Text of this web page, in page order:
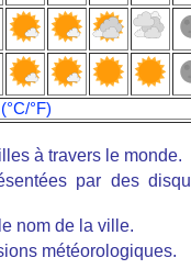
°F)
à travers le monde.
par des
nom de la ville.
météorologiques.